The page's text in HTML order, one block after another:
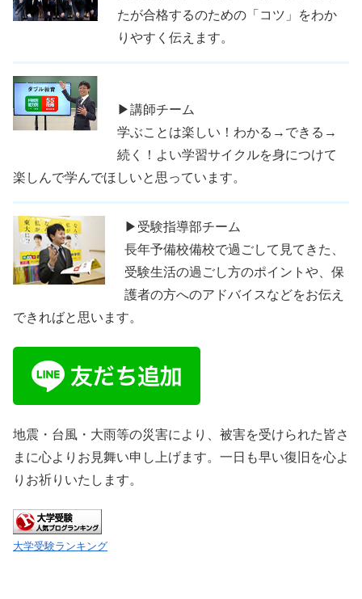
たが合格するのための「コツ」をわか
りやすく伝えます。
▶講師チーム
学ぶことは楽しい！わかる→できる→
続く！よい学習サイクルを身につけて
楽しんで学んでほしいと思っています。
▶受験指導部チーム
長年予備校備校で過ごして見てきた、
受験生活の過ごし方のポイントや、保
護者の方へのアドバイスなどをお伝え
できればと思います。
地震・台風・大雨等の災害により、被害を受けられた皆さ
まに心よりお見舞い申し上げます。一日も早い復旧を心よ
りお祈りいたします。
大学受験ランキング